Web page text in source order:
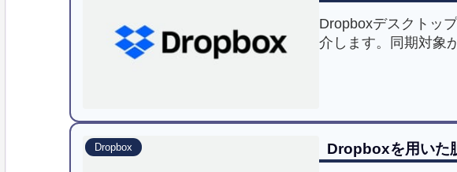
Dropboxデスクトッ
介します。同期対象
Dropbox Dropboxを用いた